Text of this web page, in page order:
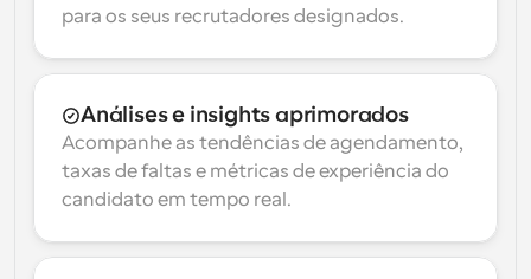
para os seus recrutadores designados.
Análises e insights aprimorados
Acompanhe as tendências de agendamento,
taxas de faltas e métricas de experiência do
candidato em tempo real.